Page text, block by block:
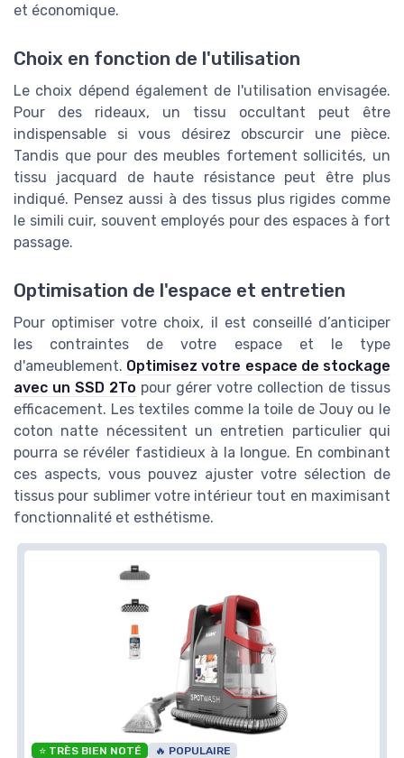
et économique.
Choix en fonction de l'utilisation
Le choix dépend également de l'utilisation envisagée.
Pour des rideaux, un tissu occultant peut être
indispensable si vous désirez obscurcir une pièce.
Tandis que pour des meubles fortement sollicités, un
tissu jacquard de haute résistance peut être plus
indiqué. Pensez aussi à des tissus plus rigides comme
le simili cuir, souvent employés pour des espaces à fort
passage.
Optimisation de l'espace et entretien
Pour optimiser votre choix, il est conseillé d’anticiper
les contraintes de votre espace et le type
d'ameublement. Optimisez votre espace de stockage
avec un SSD 2To pour gérer votre collection de tissus
efficacement. Les textiles comme la toile de Jouy ou le
coton natte nécessitent un entretien particulier qui
pourra se révéler fastidieux à la longue. En combinant
ces aspects, vous pouvez ajuster votre sélection de
tissus pour sublimer votre intérieur tout en maximisant
fonctionnalité et esthétisme.
⭐ TRÈS BIEN NOTÉ 🔥 POPULAIRE